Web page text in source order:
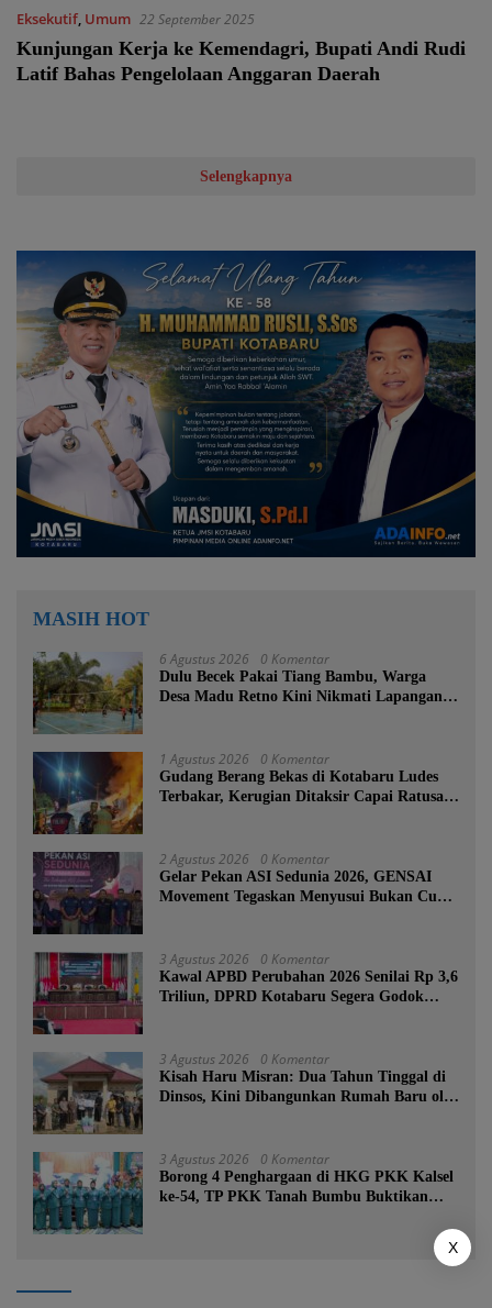
Eksekutif, Umum 22 September 2025
Kunjungan Kerja ke Kemendagri, Bupati Andi Rudi
Latif Bahas Pengelolaan Anggaran Daerah
Selengkapnya
MASIH HOT
6 Agustus 2026 0 Komentar
Dulu Becek Pakai Tiang Bambu, Warga
Desa Madu Retno Kini Nikmati Lapangan
1 Agustus 2026 0 Komentar
Gudang Berang Bekas di Kotabaru Ludes
Terbakar, Kerugian Ditaksir Capai Ratusan
2 Agustus 2026 0 Komentar
Gelar Pekan ASI Sedunia 2026, GENSAI
Movement Tegaskan Menyusui Bukan Cuma
3 Agustus 2026 0 Komentar
Kawal APBD Perubahan 2026 Senilai Rp 3,6
Triliun, DPRD Kotabaru Segera Godok
3 Agustus 2026 0 Komentar
Kisah Haru Misran: Dua Tahun Tinggal di
Dinsos, Kini Dibangunkan Rumah Baru oleh
3 Agustus 2026 0 Komentar
Borong 4 Penghargaan di HKG PKK Kalsel
ke-54, TP PKK Tanah Bumbu Buktikan
X